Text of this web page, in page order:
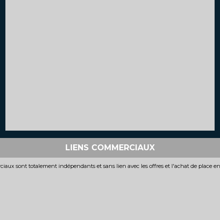
LIENS COMMERCIAUX
sont totalement indépendants et sans lien avec les offres et l'achat de place